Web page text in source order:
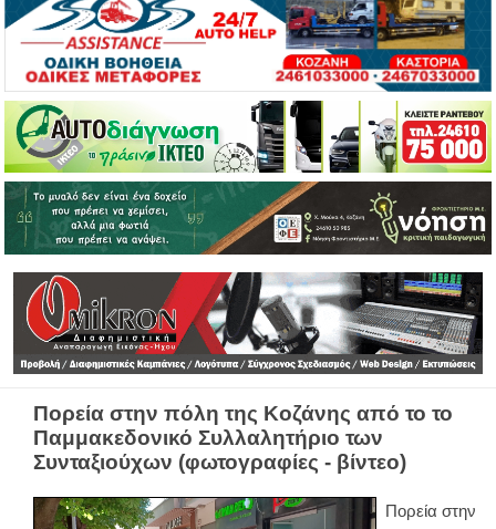
Πορεία στην πόλη της Κοζάνης από το το
Παμμακεδονικό Συλλαλητήριο των
Συνταξιούχων (φωτογραφίες - βίντεο)
Πορεία στην